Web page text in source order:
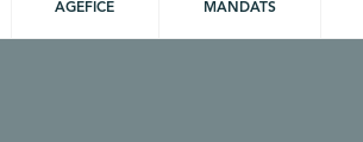
AGEFICE MANDATS